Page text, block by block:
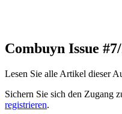
Combuyn Issue
Lesen Sie alle Artikel dieser
Sichern Sie sich den Zugang
registrieren.